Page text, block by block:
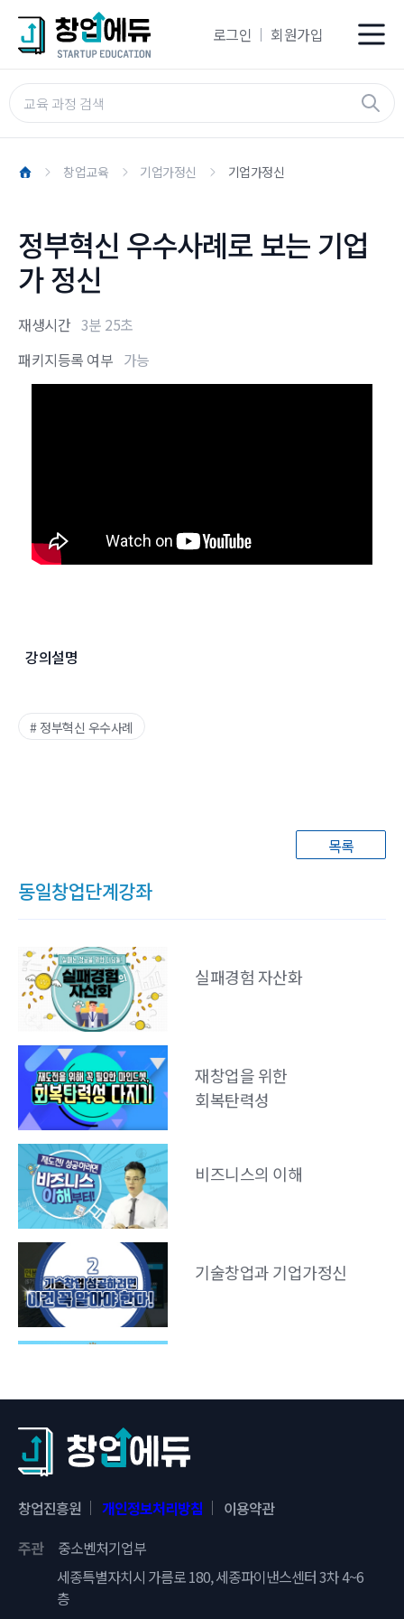
로그인 회원가입
창업교육 기업가정신 기업가정신
정부혁신 우수사례로 보는 기업
가 정신
재생시간 3분 25초
패키지등록 여부 가능
강의설명
# 정부혁신 우수사례
목록
동일창업단계강좌
실패경험 자산화
재창업을 위한
회복탄력성
비즈니스의 이해
기술창업과 기업가정신
창업가 역량분석
창업진흥원 개인정보처리방침
이용약관
주관
중소벤처기업부
세종특별자치시 가름로 180, 세종파이낸스센터 3차 4~6
층